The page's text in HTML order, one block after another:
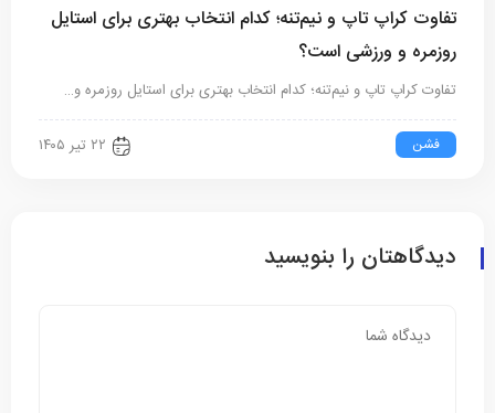
تفاوت کراپ تاپ و نیم‌تنه؛ کدام انتخاب بهتری برای استایل
روزمره و ورزشی است؟
تفاوت کراپ تاپ و نیم‌تنه؛ کدام انتخاب بهتری برای استایل روزمره و…
فشن ۲۲ تیر ۱۴۰۵
دیدگاهتان را بنویسید